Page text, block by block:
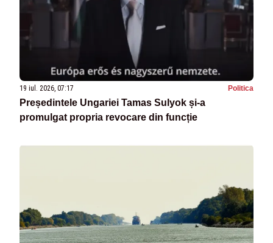
19 iul. 2026, 07:17 Politica
Președintele Ungariei Tamas Sulyok și-a
promulgat propria revocare din funcție